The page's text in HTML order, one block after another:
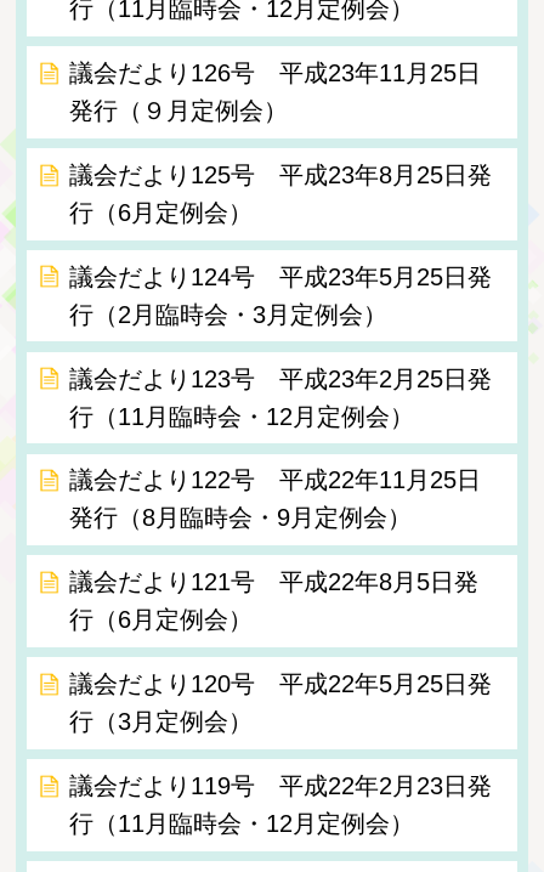
行（11月臨時会・12月定例会）
議会だより126号 平成23年11月25日
発行（９月定例会）
議会だより125号 平成23年8月25日発
行（6月定例会）
議会だより124号 平成23年5月25日発
行（2月臨時会・3月定例会）
議会だより123号 平成23年2月25日発
行（11月臨時会・12月定例会）
議会だより122号 平成22年11月25日
発行（8月臨時会・9月定例会）
議会だより121号 平成22年8月5日発
行（6月定例会）
議会だより120号 平成22年5月25日発
行（3月定例会）
議会だより119号 平成22年2月23日発
行（11月臨時会・12月定例会）